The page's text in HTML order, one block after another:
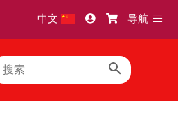
中文 导航